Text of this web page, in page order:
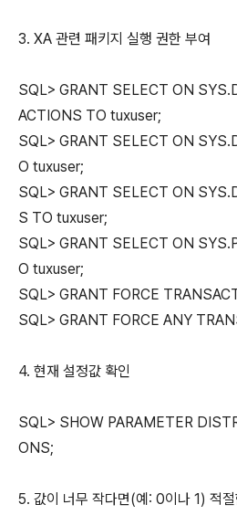
3. XA 관련 패키지 실행 권한 부여
SQL> GRANT SELECT ON
ACTIONS TO tuxuser;
SQL> GRANT SELECT ON
O tuxuser;
SQL> GRANT SELECT ON
S TO tuxuser;
SQL> GRANT SELECT ON
O tuxuser;
SQL> GRANT FORCE
SQL> GRANT FORCE ANY
4. 현재 설정값 확인
SQL> SHOW PARAMETER
ONS;
5. 값이 너무 작다면(예: 0이나 1) 적